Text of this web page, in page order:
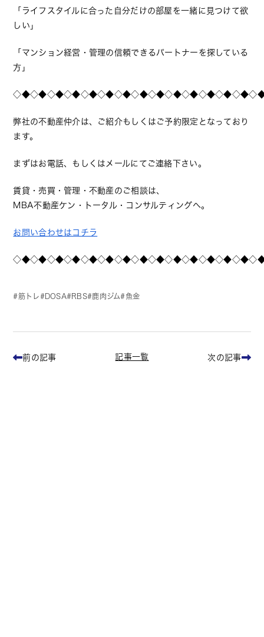
「ライフスタイルに合った自分だけの部屋を一緒に見つけて欲
しい」
「マンション経営・管理の信頼できるパートナーを探している
方」
弊社の不動産仲介は、ご紹介もしくはご予約限定となっており
ます。
まずはお電話、もしくはメールにてご連絡下さい。
賃貸・売買・管理・不動産のご相談は、
MBA不動産ケン・トータル・コンサルティングへ。
お問い合わせはコチラ
筋トレ DOSA RBS 鹿肉ジム 魚金
前の記事 記事一覧 次の記事